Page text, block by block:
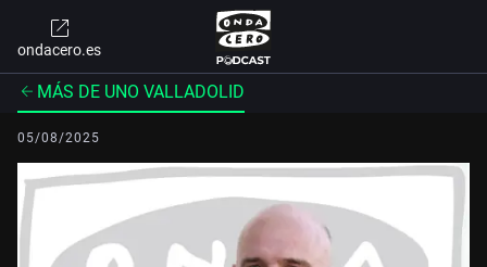
ondacero.es
MÁS DE UNO VALLADOLID
05/08/2025